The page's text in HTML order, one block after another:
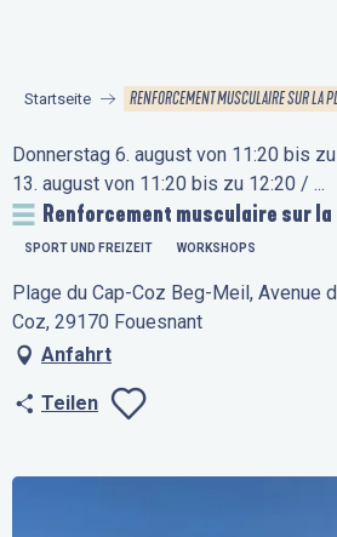
principal
Startseite RENFORCEMENT MUSCULAIRE SUR LA
Donnerstag 6. august von 11:20 bis
13. august von 11:20 bis zu 12:20 / ...
Renforcement musculaire sur la
SPORT UND FREIZEIT WORKSHOPS
Plage du Cap-Coz Beg-Meil, Avenue
Coz, 29170 Fouesnant
Anfahrt
Teilen